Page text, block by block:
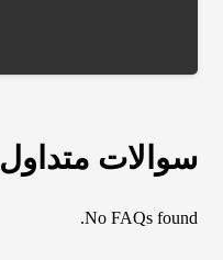
سوالات متداول
No FAQs found.